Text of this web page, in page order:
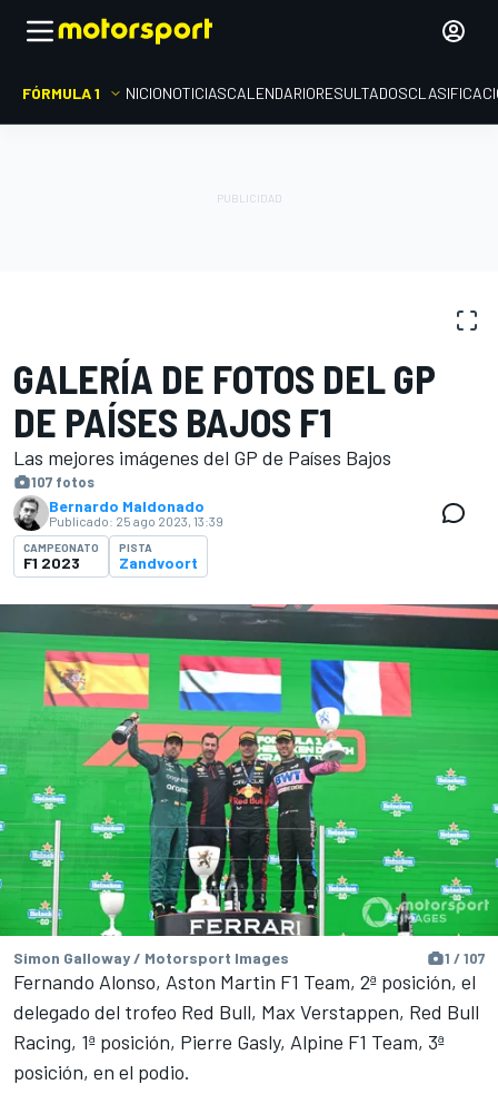
FÓRMULA 1 INICIONOTICIASCALENDARIORESULTADOS
GALERÍA DE FOTOS DEL GP
DE PAÍSES BAJOS F1
Las mejores imágenes del GP de Países Bajos
107 fotos
Bernardo Maldonado
Publicado: 25 ago 2023, 13:39
CAMPEONATO
F1 2023
PISTA
Zandvoort
Simon Galloway / Motorsport Images 1 / 107
Fernando Alonso, Aston Martin F1 Team, 2ª posición, el
delegado del trofeo Red Bull, Max Verstappen, Red Bull
Racing, 1ª posición, Pierre Gasly, Alpine F1 Team, 3ª
posición, en el podio.